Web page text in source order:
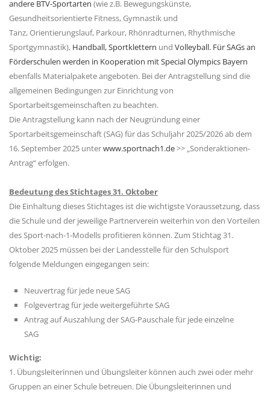
andere BTV-Sportarten (wie z.B. Bewegungskünste,
Gesundheitsorientierte Fitness, Gymnastik und
Tanz, Orientierungslauf, Parkour, Rhönradturnen, Rhythmische
Sportgymnastik), Handball,Sportklettern und Volleyball. Für SAGs an
Förderschulen werden in Kooperation mit Special Olympics Bayern
ebenfalls Materialpakete angeboten. Bei der Antragstellung sind die
allgemeinen Bedingungen zur Einrichtung von
Sportarbeitsgemeinschaften zu beachten.
Die Antragstellung kann nach der Neugründung einer
Sportarbeitsgemeinschaft (SAG) für das Schuljahr 2025/2026 ab dem
16. September 2025 unterwww.sportnach1.de>> „Sonderaktionen-
Antrag“ erfolgen.
Bedeutung des Stichtages 31. Oktober
Die Einhaltung dieses Stichtages ist die wichtigste Voraussetzung, dass
die Schule und der jeweilige Partnerverein weiterhin von den Vorteilen
des Sport-nach-1-Modells profitieren können. Zum Stichtag 31.
Oktober 2025 müssen bei der Landesstelle für den Schulsport
folgende Meldungen eingegangen sein:
Neuvertrag für jede neue SAG
Folgevertrag für jede weitergeführte SAG
Antrag auf Auszahlung der SAG-Pauschale für jede einzelne
SAG
Wichtig:
1. Übungsleiterinnen und Übungsleiter können auch zwei oder mehr
Gruppen an einer Schule betreuen. Die Übungsleiterinnen und